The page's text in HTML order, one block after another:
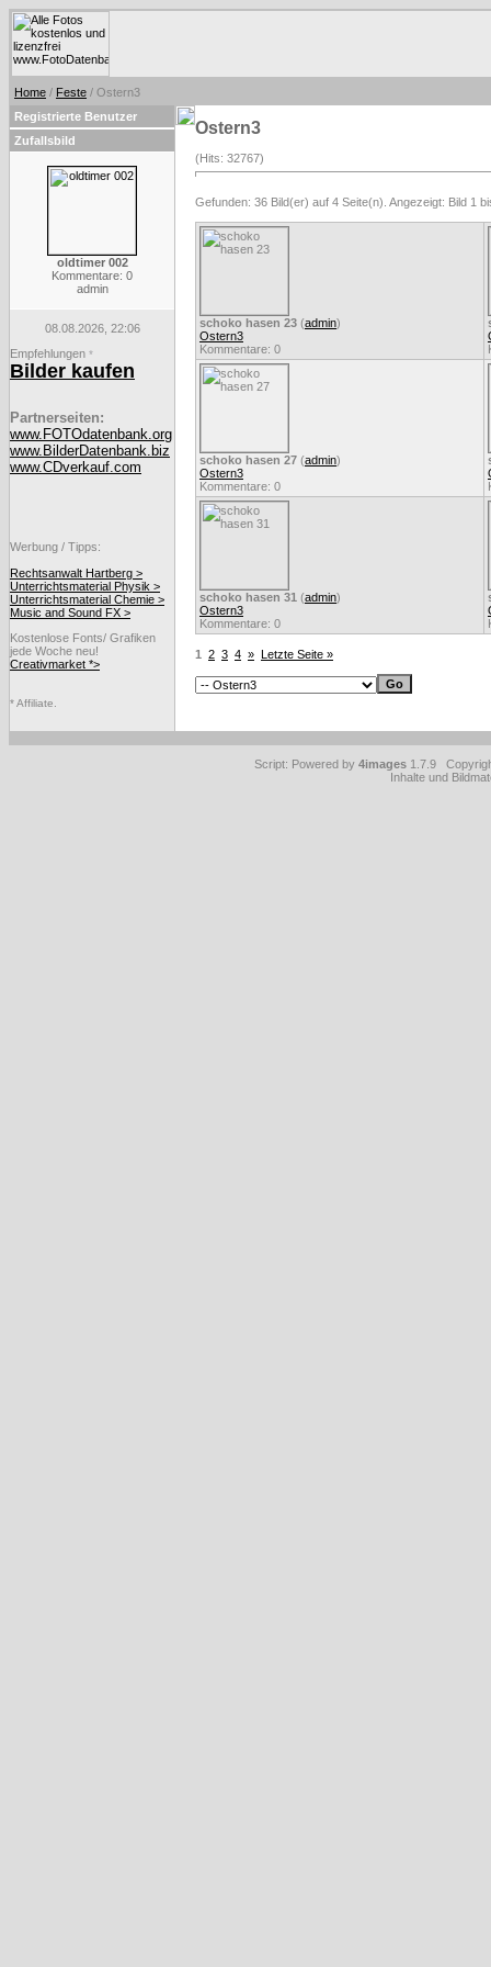
Home / Feste / Ostern3
Registrierte Benutzer
Zufallsbild
oldtimer 002
Kommentare: 0
admin
08.08.2026, 22:06
Empfehlungen *
Bilder kaufen
Partnerseiten:
www.FOTOdatenbank.org
www.BilderDatenbank.biz
www.CDverkauf.com
Werbung / Tipps:
Rechtsanwalt Hartberg >
Unterrichtsmaterial Physik >
Unterrichtsmaterial Chemie >
Music and Sound FX >
Kostenlose Fonts/ Grafiken
jede Woche neu!
Creativmarket *>
* Affiliate.
Ostern3
(Hits: 32767)
Gefunden: 36 Bild(er) auf 4 Seite(n). Angezeigt: Bild 1
schoko hasen 23 (admin)
Ostern3
Kommentare: 0
schoko hasen 27 (admin)
Ostern3
Kommentare: 0
schoko hasen 31 (admin)
Ostern3
Kommentare: 0
1 2 3 4 » Letzte Seite »
Script: Powered by 4images 1.7.9
Inhalte und